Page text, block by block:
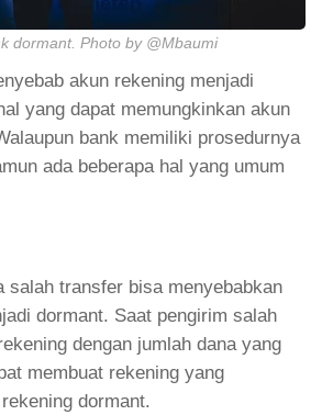
dormant. Photo by @Mbaumi
akun rekening menjadi
yang dapat memungkinkan akun
bank memiliki prosedurnya
ada beberapa hal yang umum
salah transfer bisa menyebabkan
dormant. Saat pengirim salah
dengan jumlah dana yang
membuat rekening yang
dormant.